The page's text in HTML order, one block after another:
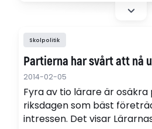
Skolpolitik
Partierna har svårt att nå
2014-02-05
Fyra av tio lärare är
riksdagen som bäst
intressen. Det visar